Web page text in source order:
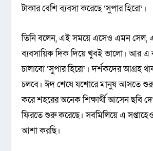
টাকার বেশি ব্যবসা করেছে ‘সুপার হিরো’।
তিনি বলেন, এই সময়ে এসেও এমন সেল,
ব্যবসায়িক দিক দিয়ে খুবই ভালো। আর এ
চালাবো ‘সুপার হিরো’। দর্শকদের আগ্রহ
চলবে। ঈদ শেষে যশোরে মানুষ আসতে
করে শহরের অনেক শিক্ষার্থী আসেন ছবি
ফিরতে শুরু করেছে। সবমিলিয়ে এ
আশা করছি।